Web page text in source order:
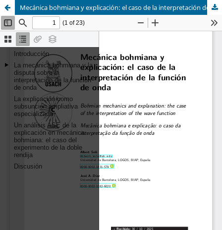
Mecánica bohmiana y explicación: el caso de la interpretación de la función de onda